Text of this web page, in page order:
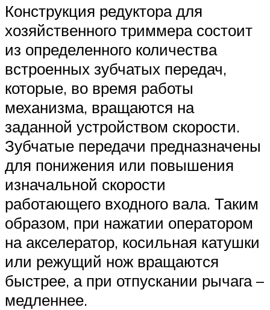
Конструкция редуктора для
хозяйственного триммера состоит
из определенного количества
встроенных зубчатых передач,
которые, во время работы
механизма, вращаются на
заданной устройством скорости.
Зубчатые передачи предназначены
для понижения или повышения
изначальной скорости
работающего входного вала. Таким
образом, при нажатии оператором
на акселератор, косильная катушки
или режущий нож вращаются
быстрее, а при отпускании рычага –
медленнее.